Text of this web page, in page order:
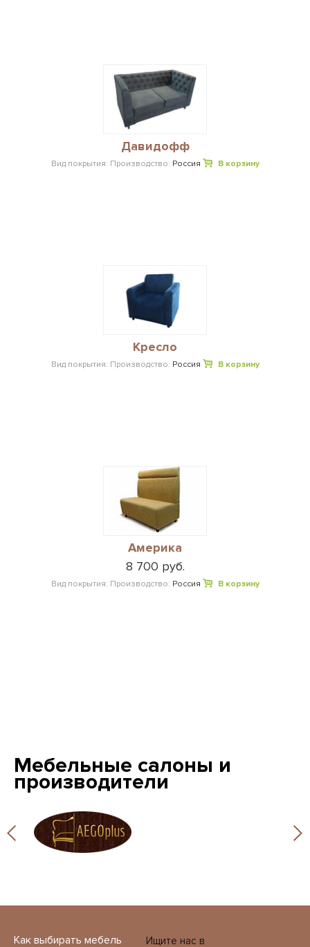
Давидофф
Вид покрытия: Производство: Россия В корзину
Кресло
Вид покрытия: Производство: Россия В корзину
Америка
8 700 руб.
Вид покрытия: Производство: Россия В корзину
Мебельные салоны и
производители
Как выбирать мебель Ищите нас в